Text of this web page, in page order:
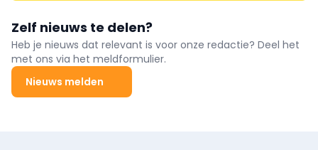
Zelf nieuws te delen?
Heb je nieuws dat relevant is voor onze redactie? Deel het
met ons via het meldformulier.
Nieuws melden